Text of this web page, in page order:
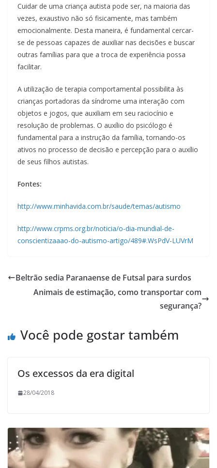
Cuidar de uma criança autista pode ser, na maioria das
vezes, exaustivo não só fisicamente, mas também
emocionalmente. Desta maneira, é fundamental cercar-
se de pessoas capazes de auxiliar nas decisões e buscar
outras famílias para que a troca de experiência possa
facilitar.
A utilização de terapia comportamental possibilita às
crianças portadoras da síndrome uma interação com
objetos e jogos, que auxiliam em seu raciocínio e
resolução de problemas. O auxílio do psicólogo é
fundamental para a instrução da família, tornando-os
ativos no processo de decisão e percepção para o auxílio
de seus filhos autistas.
Fontes:
http://www.minhavida.com.br/saude/temas/autismo
http://www.crpms.org.br/noticia/o-dia-mundial-de-
conscientizaaao-do-autismo-artigo/489#.WsPdV-LUVrM
Beltrão sedia Paranaense de Futsal para surdos
Animais de estimação, como transportar com
segurança?
Você pode gostar também
Os excessos da era digital
28/04/2018